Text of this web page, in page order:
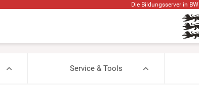
Die Bildungsserver in BW
Service & Tools